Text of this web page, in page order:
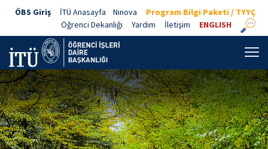
ÖBS Giriş İTÜ Anasayfa Ninova
Program Bilgi Paketi / TYYÇ
Öğrenci Dekanlığı
Yardım İletişim ENGLISH